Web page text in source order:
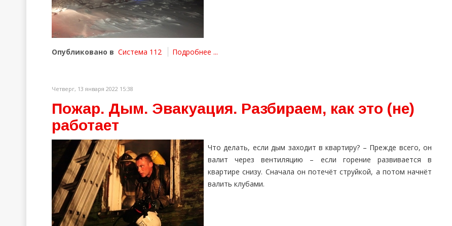
Опубликовано в Система 112 Подробнее ...
Четверг, 13 января 2022 15:38
Пожар. Дым. Эвакуация. Разбираем, как это (не)
работает
Что делать, если дым заходит в квартиру? – Прежде всего, он
валит через вентиляцию – если горение развивается в
квартире снизу. Сначала он потечёт струйкой, а потом начнёт
валить клубами.